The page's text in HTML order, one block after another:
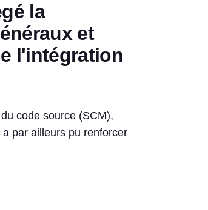
la
et
l'intégration
code source (SCM),
par ailleurs pu renforcer